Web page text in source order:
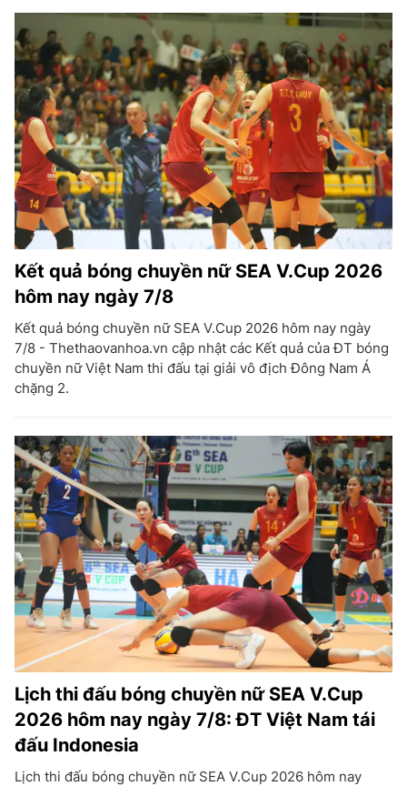
Kết quả bóng chuyền nữ SEA V.Cup 2026
hôm nay ngày 7/8
Kết quả bóng chuyền nữ SEA V.Cup 2026 hôm nay ngày
7/8 - Thethaovanhoa.vn cập nhật các Kết quả của ĐT bóng
chuyền nữ Việt Nam thi đấu tại giải vô địch Đông Nam Á
chặng 2.
Lịch thi đấu bóng chuyền nữ SEA V.Cup
2026 hôm nay ngày 7/8: ĐT Việt Nam tái
đấu Indonesia
Lịch thi đấu bóng chuyền nữ SEA V.Cup 2026 hôm nay